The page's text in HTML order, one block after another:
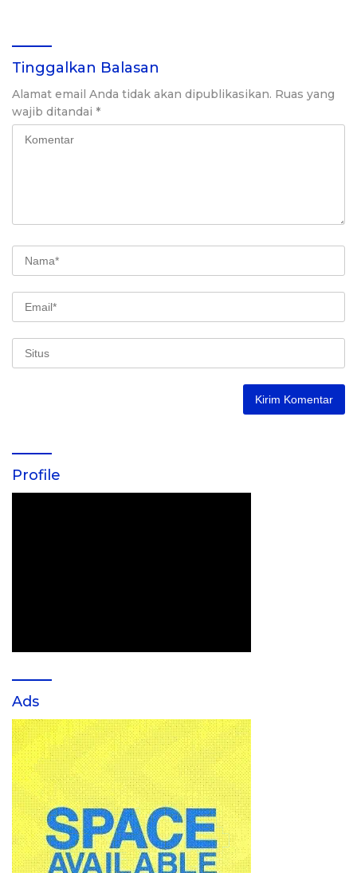
Tinggalkan Balasan
Alamat email Anda tidak akan dipublikasikan. Ruas yang
wajib ditandai *
Profile
Ads